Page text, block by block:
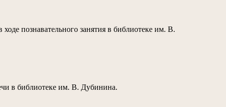
познавательного занятия в библиотеке им. В.
в библиотеке им. В. Дубинина.